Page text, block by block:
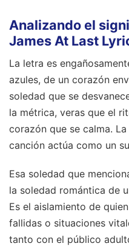
Analizando el
James At Last
La letra es
azules, de un corazón
soledad que se
la métrica, veras que el
corazón que se calma.
canción actúa como un
Esa soledad que
la soledad romántica de
Es el aislamiento de
fallidas o situaciones
tanto con el público